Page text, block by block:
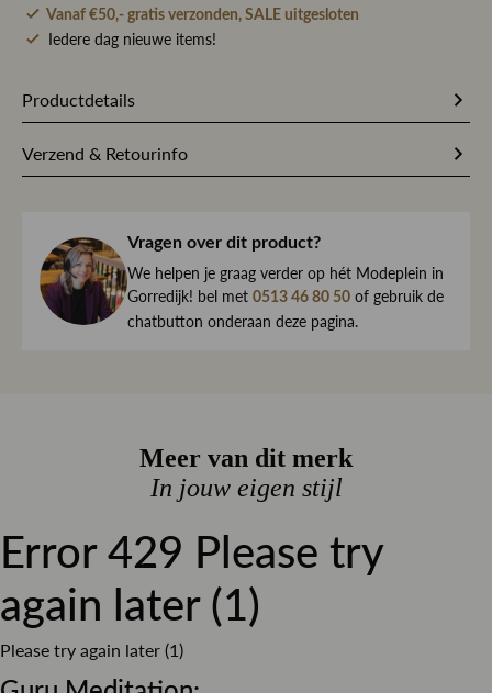
Vanaf €50,- gratis verzonden, SALE uitgesloten
Iedere dag nieuwe items!
Productdetails
Stofsamenstelling 99% Katoen / 1% Elastaan
Dessin Effen
Pasvorm Straight
Verzend & Retourinfo
haar direct naar je toe.
We begrijpen maar al te goed dat het kan gebeuren dat
een item toch niet helemaal naar wens is. Daarom ben je
altijd welkom om ieder artikel eerst te passen op ons
de winkel is dat altijd gratis. Lees hier meer over ruilen en
Lees meer over bezorgen, ruilen en retourneren
Vragen over dit product?
We helpen je graag verder op hét Modeplein in
Gorredijk! bel met 0513 46 80 50 of gebruik de
chatbutton onderaan deze pagina.
Meer van dit merk
In jouw eigen stijl
Error 429 Please try
again later (1)
Please try again later (1)